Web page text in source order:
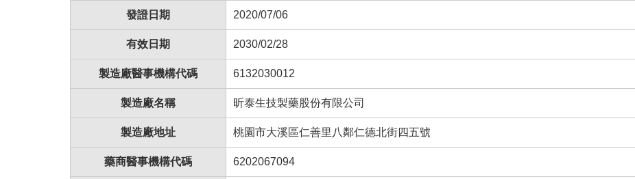
發證日期 2020/07/06
有效日期 2030/02/28
製造廠醫事機構代碼 6132030012
製造廠名稱 昕泰生技製藥股份有限公司
製造廠地址 桃園市大溪區仁善里八鄰仁德北街四五號
藥商醫事機構代碼 6202067094